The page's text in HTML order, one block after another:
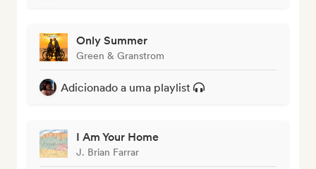
Only Summer
Green & Granstrom
Adicionado a uma playlist
I Am Your Home
J. Brian Farrar